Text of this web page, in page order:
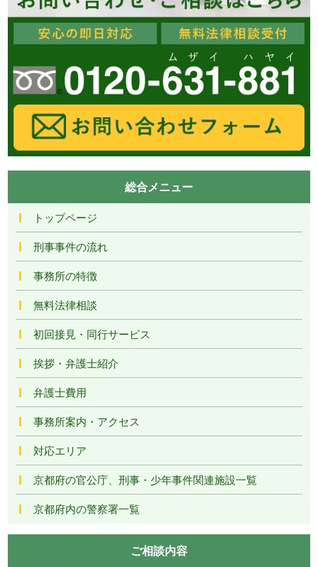
総合メニュー
トップページ
刑事事件の流れ
事務所の特徴
無料法律相談
初回接見・同行サービス
挨拶・弁護士紹介
弁護士費用
事務所案内・アクセス
対応エリア
京都府の官公庁、刑事・少年事件関連施設一覧
京都府内の警察署一覧
ご相談内容